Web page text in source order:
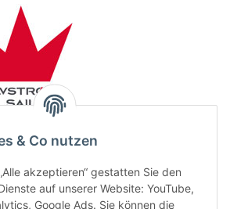
& Co nutzen
akzeptieren“ gestatten Sie den
auf unserer Website: YouTube,
Google Ads. Sie können die